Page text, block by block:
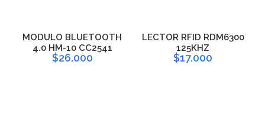
MODULO BLUETOOTH
4.0 HM-10 CC2541
$26.000
LECTOR RFID RDM6300
125KHZ
$17.000